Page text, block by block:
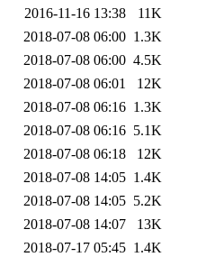
2016-11-16 13:38
11K
2018-07-08 06:00 1.3K
2018-07-08 06:00 4.5K
2018-07-08 06:01
12K
2018-07-08 06:16 1.3K
2018-07-08 06:16 5.1K
2018-07-08 06:18
12K
2018-07-08 14:05 1.4K
2018-07-08 14:05 5.2K
2018-07-08 14:07
13K
2018-07-17 05:45 1.4K